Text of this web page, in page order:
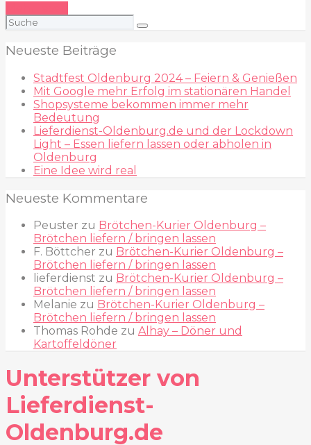
Suchen
nach:
Neueste Beiträge
Stadtfest Oldenburg 2024 – Feiern & Genießen
Mit Google mehr Erfolg im stationären Handel
Shopsysteme bekommen immer mehr
Bedeutung
Lieferdienst-Oldenburg.de und der Lockdown
Light – Essen liefern lassen oder abholen in
Oldenburg
Eine Idee wird real
Neueste Kommentare
Peuster zu Brötchen-Kurier Oldenburg –
Brötchen liefern / bringen lassen
F. Böttcher zu Brötchen-Kurier Oldenburg –
Brötchen liefern / bringen lassen
lieferdienst zu Brötchen-Kurier Oldenburg –
Brötchen liefern / bringen lassen
Melanie zu Brötchen-Kurier Oldenburg –
Brötchen liefern / bringen lassen
Thomas Rohde zu Alhay – Döner und
Kartoffeldöner
Unterstützer von
Lieferdienst-
Oldenburg.de